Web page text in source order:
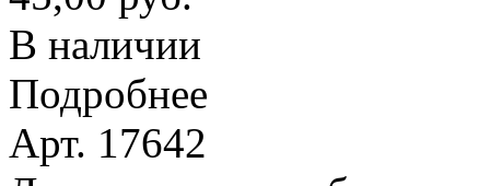
В наличии
Подробнее
Арт. 17642